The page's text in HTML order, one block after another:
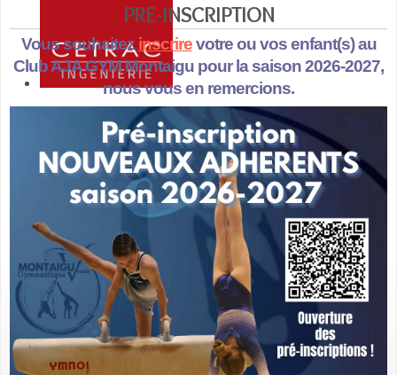
PRE-INSCRIPTION
Vous souhaitez inscrirevotre ou vos enfant(s) au
Club AJA GYM Montaigu pour la saison 2026-2027,
nous vous en remercions.